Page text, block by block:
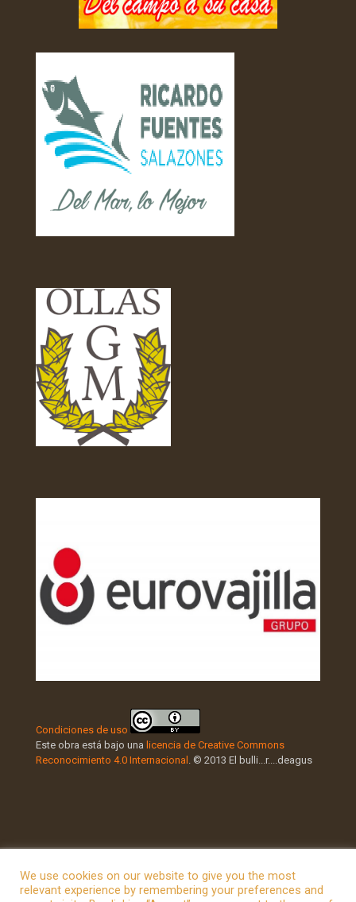
Condiciones de uso
Este obra está bajo una licencia de Creative Commons
Reconocimiento 4.0 Internacional
. © 2013 El bulli...r....deagus
We use cookies on our website to give you the most
relevant experience by remembering your preferences and